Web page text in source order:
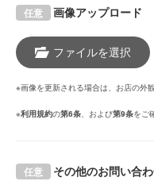
画像アップロード
任意
ファイルを選択
※画像を更新される場合は、お店の外
※利用規約の第6条 、および第9条をご
その他のお問い合
任意